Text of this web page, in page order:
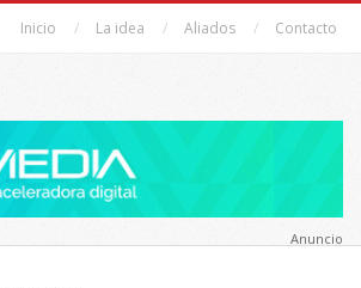
Inicio La idea Aliados Contacto
Anuncio